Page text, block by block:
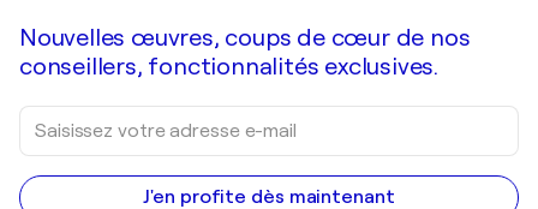
Nouvelles œuvres, coups de cœur de nos
conseillers, fonctionnalités exclusives.
J'en profite dès maintenant